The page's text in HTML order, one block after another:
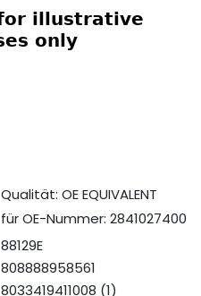
Qualität: OE EQUIVALENT
für OE-Nummer: 2841027400
88129E
808888958561
8033419411008 (1)